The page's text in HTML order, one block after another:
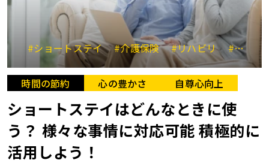
#ショートステイ #介護保険 #リハビリ #介護ストレス
時間の節約 心の豊かさ 自尊心向上
ショートステイはどんなときに使
う？ 様々な事情に対応可能 積極的に
活用しよう！